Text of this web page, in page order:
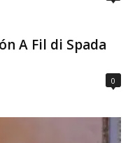
A Fil di Spada
0